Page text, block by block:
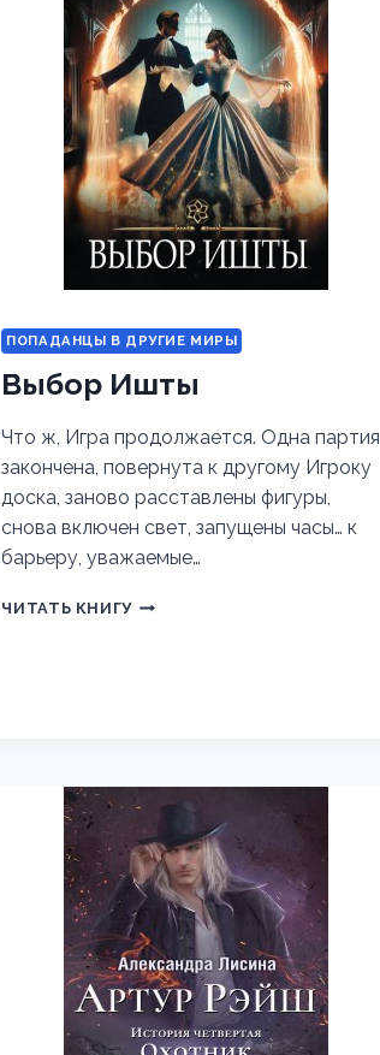
ПОПАДАНЦЫ В ДРУГИЕ МИРЫ
Выбор Ишты
Что ж, Игра продолжается. Одна партия
закончена, повернута к другому Игроку
доска, заново расставлены фигуры,
снова включен свет, запущены часы… к
барьеру, уважаемые…
ЧИТАТЬ КНИГУ ВЫБОР